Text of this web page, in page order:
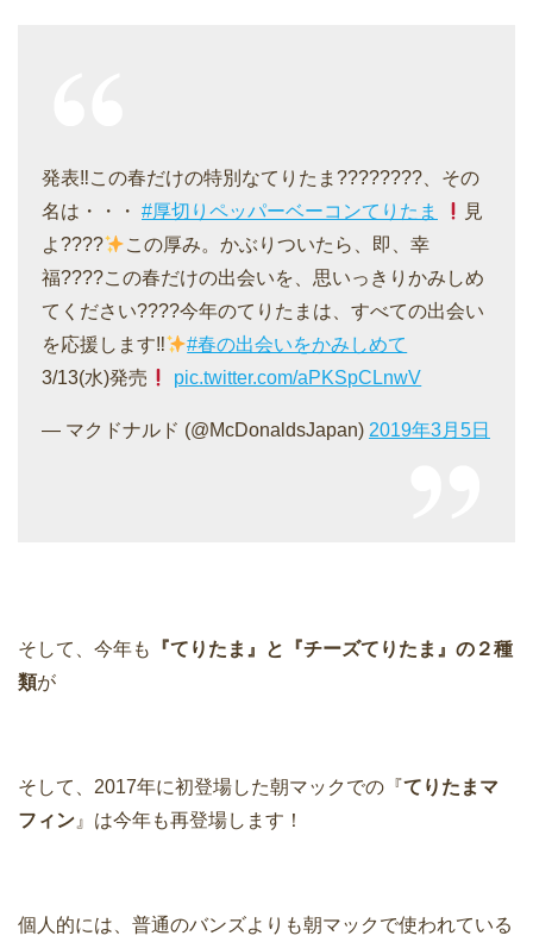
発表‼この春だけの特別なてりたま????????、その
名は・・・ #厚切りペッパーベーコンてりたま
見
よ????
この厚み。かぶりついたら、即、幸
福????この春だけの出会いを、思いっきりかみしめ
てください????今年のてりたまは、すべての出会い
を応援します‼
#春の出会いをかみしめて
3/13(水)発売
pic.twitter.com/aPKSpCLnwV
— マクドナルド (@McDonaldsJapan) 2019年3月5日
そして、今年も
『てりたま』と『チーズてりたま』の２種
類が
そして、2017年に初登場した朝マックでの『てりたまマ
フィン 』は今年も再登場します！
個人的には、普通のバンズよりも朝マックで使われている